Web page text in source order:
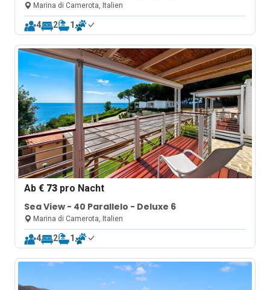
Marina di Camerota, Italien
4 2 1
Ab€ 73 pro Nacht
Sea View - 40 Parallelo - Deluxe 6
Marina di Camerota, Italien
4 2 1